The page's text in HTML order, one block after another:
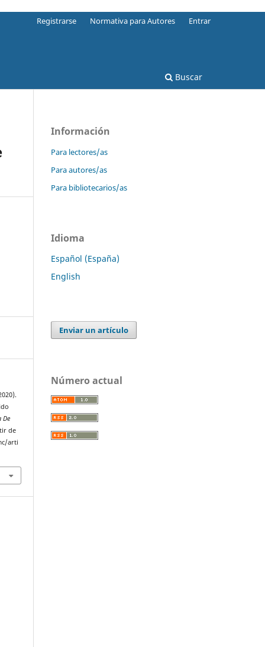
Buscar
Registrarse Normativa para Autores Entrar
De
de
arti
Información
Para lectores/as
Para autores/as
Para bibliotecarios/as
Idioma
Español (España)
English
Enviar un artículo
Número actual